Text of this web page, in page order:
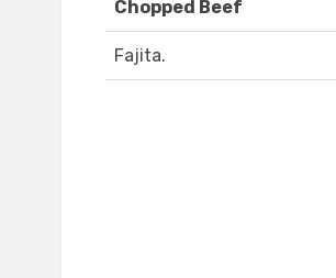
Chopped Beef
Fajita.